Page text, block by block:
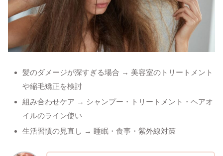
髪のダメージが深すぎる場合 → 美容室のトリートメント
や縮毛矯正を検討
組み合わせケア → シャンプー・トリートメント・ヘアオ
イルのライン使い
生活習慣の見直し → 睡眠・食事・紫外線対策